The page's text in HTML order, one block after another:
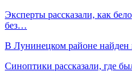
Эксперты рассказали, как
без…
В Лунинецком районе найден
Синоптики рассказали, где